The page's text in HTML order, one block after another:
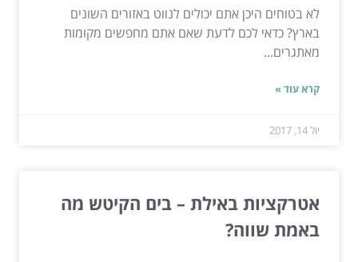
לא בטוחים היכן אתם יכולים לנווט באזורים השונים
בארץ? כדאי לכם לדעת שאם אתם מחפשים מקומות
מאתגרים...
קרא עוד »
יול 14, 2017
אטרקציות באילת – בים הקיטש מה
באמת שווה?